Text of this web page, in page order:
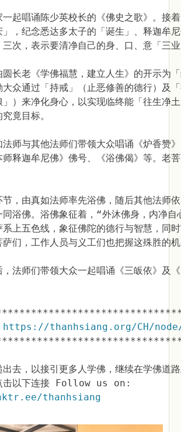
起唱诵陈少英校长的《佛史之歌》。接
」，纪念悉达多太子的「诞生」、释迦牟
次，表示要清净自己的身、口、意「三
长老《学佛福慧，建立人生》的开示为
众通过「持戒」（止恶修善的德行）及
」）来净化身心，以实现临终能「往生净
竟目标。
师与其他法师们带领大众唱诵《炉香赞
释迦牟尼佛》佛号、《浴佛偈》等。老
，由真如法师率先浴佛，随后其他法师
浴佛。浴佛象征着，“外沐佛身，内净
上五色线，象征佛陀的德行与智慧，同
们，工作人员与义工们也把握这殊胜的
法师们带领大众一起唱诵《三皈依》及
https://thanhsiang.org/CH/
去，以接引更多人学佛，继续在学佛道
击以下连接 Follow us on:
thanhsiang